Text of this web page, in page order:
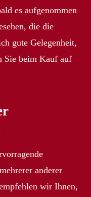
es aufgenommen
die die
gute Gelegenheit,
Sie beim Kauf auf
anderer
wir Ihnen,